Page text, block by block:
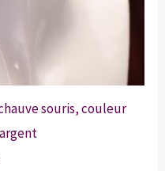
souris, couleur